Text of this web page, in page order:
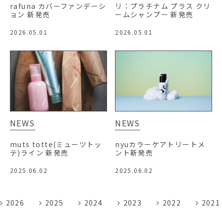
rafuna カバーファンデーシ
ョン 新発売
2026.05.01
リ：プラチナム プラス クリ
ームシャンプー 新発売
2026.05.01
NEWS
muts totte(ミューツトッ
テ)ライン 新発売
2025.06.02
NEWS
nyuカラーケアトリートメ
ント新発売
2025.06.02
2026 2025 2024 2023 2022 2021